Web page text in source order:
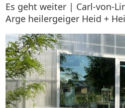
Es geht weiter | Carl-von-
Arge heilergeiger Heid +